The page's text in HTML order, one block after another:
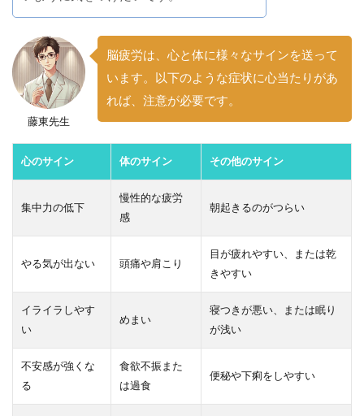
藤東先生
脳疲労は、心と体に様々なサインを送って
います。以下のような症状に心当たりがあ
れば、注意が必要です。
心のサイン 体のサイン その他のサイン
集中力の低下
慢性的な疲労
感
朝起きるのがつらい
やる気が出ない 頭痛や肩こり
目が疲れやすい、または乾
きやすい
イライラしやす
い
めまい
寝つきが悪い、または眠り
が浅い
不安感が強くな
る
食欲不振また
は過食
便秘や下痢をしやすい